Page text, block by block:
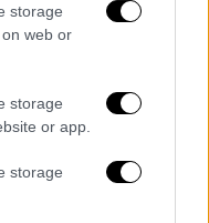
storage
web or
storage
or app.
storage
μου σε
η φετινή
τη νέα
Ελλάδας και της
αυτό το
και τις